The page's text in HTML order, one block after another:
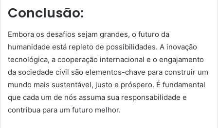
Conclusão:
Embora os desafios sejam grandes, o futuro da
humanidade está repleto de possibilidades. A inovação
tecnológica, a cooperação internacional e o engajamento
da sociedade civil são elementos-chave para construir um
mundo mais sustentável, justo e próspero. É fundamental
que cada um de nós assuma sua responsabilidade e
contribua para um futuro melhor.